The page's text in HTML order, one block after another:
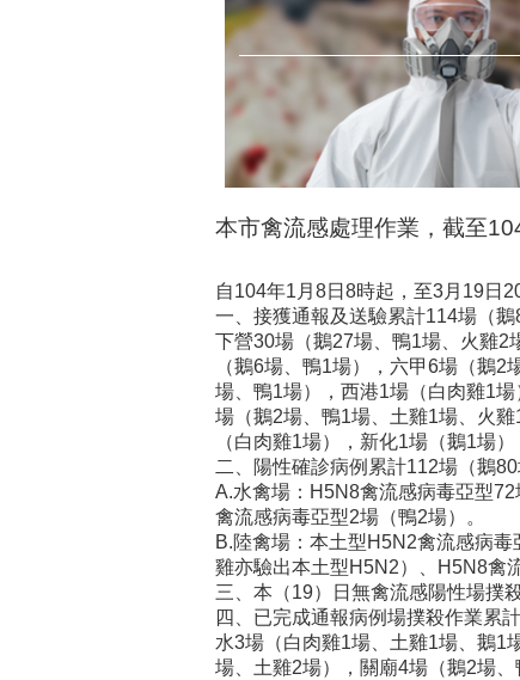
本市禽流感處理作業，截至
自104年1月8日8時起，至3月19日
一、接獲通報及送驗累計114場（
下營30場（鵝27場、鴨1場、火雞2
（鵝6場、鴨1場），六甲6場（鵝
場、鴨1場），西港1場（白肉雞1
場（鵝2場、鴨1場、土雞1場、火
（白肉雞1場），新化1場（鵝1場
二、陽性確診病例累計112場（鵝
A.水禽場：H5N8禽流感病毒亞型
禽流感病毒亞型2場（鴨2場）。
B.陸禽場：本土型H5N2禽流感病
雞亦驗出本土型H5N2）、H5N8禽
三、本（19）日無禽流感陽性場撲殺
四、已完成通報病例場撲殺作業累
水3場（白肉雞1場、土雞1場、鵝1
場、土雞2場），關廟4場（鵝2場